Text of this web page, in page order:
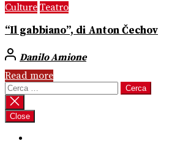
Culture Teatro
“Il gabbiano”, di Anton Čechov
Danilo Amione
Read more
Ricerca
per:
Close